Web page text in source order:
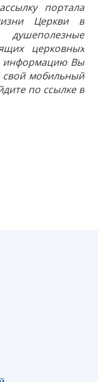
портала
Церкви в
душеполезные
церковных
информацию Вы
свой мобильный
по ссылке в